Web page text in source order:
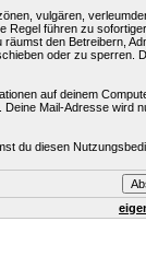
vulgären,
Regel führen zu
den Betreibern,
oder zu sperren.
auf deinem
Mail-Adresse wird
du diesen